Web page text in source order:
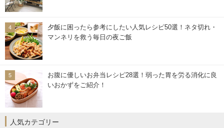
夕飯に困ったら参考にしたい人気レシピ50選！ネタ切れ・
マンネリを救う毎日の夜ご飯
お腹に優しいお弁当レシピ28選！弱った胃を労る消化に良
いおかずをご紹介！
人気カテゴリー